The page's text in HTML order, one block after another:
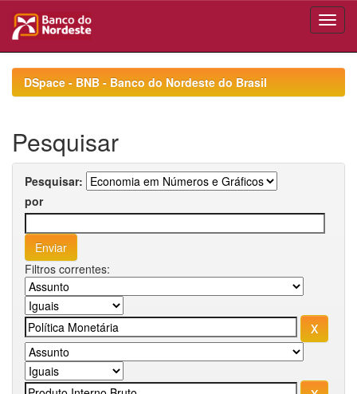
navigationDSpace - BNB - Banco do Nordeste do Brasil
Pesquisar
Pesquisar:
por
Filtros correntes: